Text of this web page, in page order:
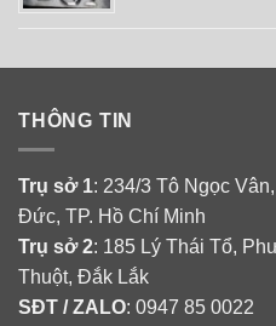
THÔNG TIN
Trụ sở 1: 234/3 Tô Ngọc
Đức, TP. Hồ Chí Minh
Trụ sở 2: 185 Lý Thái Tổ,
Thuột, Đắk Lắk
SĐT / ZALO: 0947 85 0022